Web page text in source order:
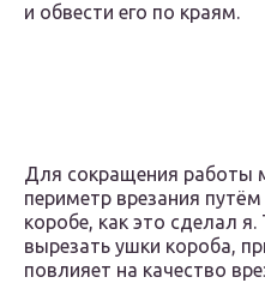
и обвести его по краям.
Для сокращения работы
периметр врезания
коробе, как это сделал
вырезать ушки короба,
повлияет на качество